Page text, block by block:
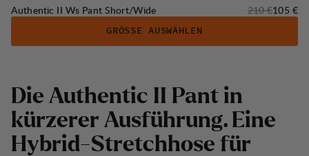
Authentic II Ws Pant Short/Wide Originalpreis:
210 €105 €
GRÖSSE AUSWÄHLEN
Die Authentic II Pant in
kürzerer Ausführung. Eine
Hybrid-Stretchhose für